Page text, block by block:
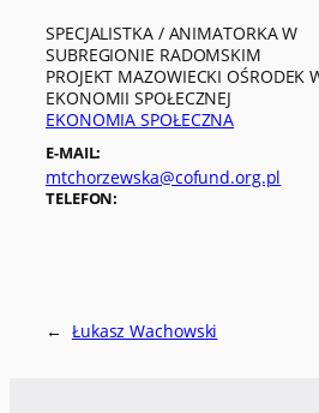
SPECJALISTKA / ANIMATORKA W
SUBREGIONIE RADOMSKIM
PROJEKT MAZOWIECKI OŚRODEK
EKONOMII SPOŁECZNEJ
EKONOMIA SPOŁECZNA
E-MAIL:
mtchorzewska@cofund.org.pl
TELEFON:
← Łukasz Wachowski